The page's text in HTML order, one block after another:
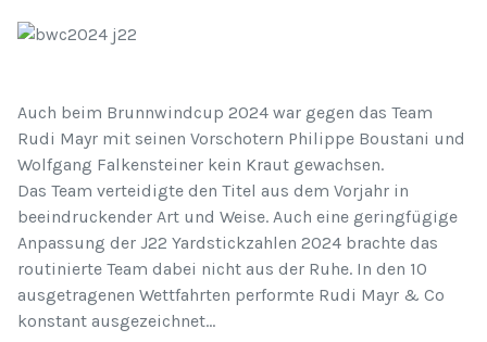
Auch beim Brunnwindcup 2024 war gegen das Team
Rudi Mayr mit seinen Vorschotern Philippe Boustani und
Wolfgang Falkensteiner kein Kraut gewachsen.
Das Team verteidigte den Titel aus dem Vorjahr in
beeindruckender Art und Weise. Auch eine geringfügige
Anpassung der J22 Yardstickzahlen 2024 brachte das
routinierte Team dabei nicht aus der Ruhe. In den 10
ausgetragenen Wettfahrten performte Rudi Mayr & Co
konstant ausgezeichnet...